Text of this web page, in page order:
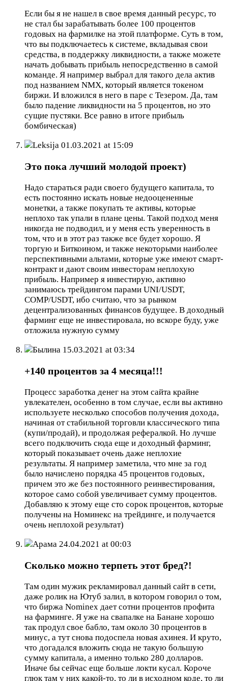
Если бы я не нашел в свое время данный ресурс, то
не стал бы зарабатывать более 100 процентов
годовых на фармилке на этой платформе. Суть в том,
что вы подключаетесь к системе, вкладывая свои
средства, в поддержку ликвидности, а также можете
начать добывать прибыль непосредственно в самой
команде. Я например выбрал для такого дела актив
под названием NMX, который является токеном
биржи. И вложился в него в паре с Тезером. Да, там
было падение ликвидности на 5 процентов, но это
сущие пустяки. Все равно в итоге прибыль
бомбическая)
Leksija 01.03.2021 at 15:09
Это пока лучший молодой проект)
Надо стараться ради своего будущего капитала, то
есть постоянно искать новые недооцененные
монетки, а также покупать те активы, которые
неплохо так упали в плане цены. Такой подход меня
никогда не подводил, и у меня есть уверенность в
том, что и в этот раз также все будет хорошо. Я
торгую и Биткоином, и также некоторыми наиболее
перспективными альтами, которые уже имеют смарт-
контракт и дают своим инвесторам неплохую
прибыль. Например я инвестирую, активно
занимаюсь трейдингом парами UNI/USDT,
COMP/USDT, ибо считаю, что за рынком
децентрализованных финансов будущее. В доходный
фарминг еще не инвестировала, но вскоре буду, уже
отложила нужную сумму
Былина 15.03.2021 at 03:34
+140 процентов за 4 месяца!!!
Процесс заработка денег на этом сайта крайне
увлекателен, особенно в том случае, если вы активно
используете несколько способов получения дохода,
начиная от стабильной торговли классического типа
(купи/продай), и продолжая рефералкой. Но лучше
всего подключить сюда еще и доходный фарминг,
который показывает очень даже неплохие
результаты. Я например заметила, что мне за год
было начислено порядка 45 процентов годовых,
причем это же без постоянного реинвестирования,
которое само собой увеличивает сумму процентов.
Добавляю к этому еще сто сорок процентов, которые
получены на Номинекс на трейдинге, и получается
очень неплохой результат)
Арама 24.04.2021 at 00:03
Сколько можно терпеть этот бред?!
Там один мужик рекламировал данный сайт в сети,
даже ролик на Ютуб залил, в котором говорил о том,
что биржа Nominex дает сотни процентов профита
на фарминге. Я уже на свапалке на Банане хорошо
так продул свое бабло, там около 30 процентов в
минус, а тут снова подоспела новая ахинея. И круто,
что догадался вложить сюда не такую большую
сумму капитала, а именно только 280 долларов.
Иначе бы сейчас еще больше локти кусал. Короче
глюк там у них какой-то, то ли в исходном коде, то ли